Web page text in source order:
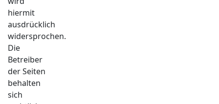
hiermit
ausdrücklich
widersprochen.
Die
Betreiber
der Seiten
behalten
sich